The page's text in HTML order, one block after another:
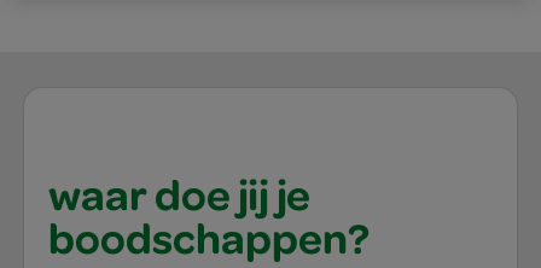
waar doe jij je
boodschappen?